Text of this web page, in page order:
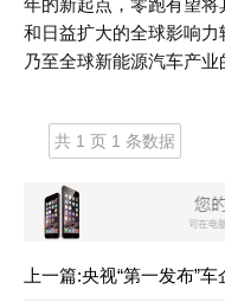
年的新起点，零跑有望
和日益扩大的全球影响
乃至全球新能源汽车产业
共 1 页 1 条数据
上一篇:央视“第一发布”